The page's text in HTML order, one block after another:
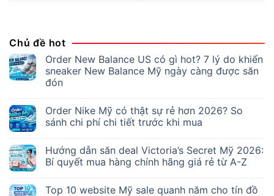
Chủ đề hot
Order New Balance US có gì hot? 7 lý do khiến
sneaker New Balance Mỹ ngày càng được săn
đón
Order Nike Mỹ có thật sự rẻ hơn 2026? So
sánh chi phí chi tiết trước khi mua
Hướng dẫn săn deal Victoria’s Secret Mỹ 2026:
Bí quyết mua hàng chính hãng giá rẻ từ A-Z
Top 10 website Mỹ sale quanh năm cho tín đồ